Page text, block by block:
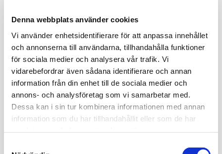
Denna webbplats använder cookies
Vi använder enhetsidentifierare för att anpassa innehållet
och annonserna till användarna, tillhandahålla funktioner
för sociala medier och analysera vår trafik. Vi
vidarebefordrar även sådana identifierare och annan
information från din enhet till de sociala medier och
annons- och analysföretag som vi samarbetar med.
Dessa kan i sin tur kombinera informationen med annan
information som du har tillhandahållit eller som de har
Velanda traingjacket är en stretchig och slitstark träningsjacka
som ger bra fukttransport vid intensiv fysisk aktivitet. Plagget
är gjort av återvunnen polyester och representerar den nya
generationens träningskläder som är utvecklade för att
minimera miljöpåverkan.• Hel dragkedja framtill • Två sidfickor
med dragkedja Material: 100% återvunnen polyester
Leveranstid: Ca 3 veckor.